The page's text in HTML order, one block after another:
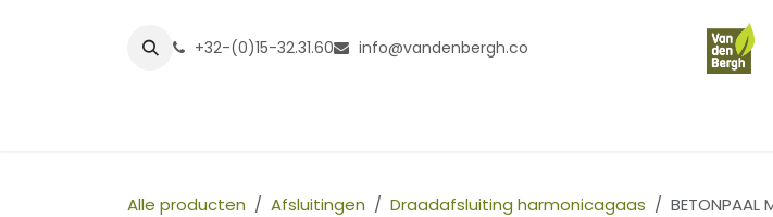
+32-(0)15-32.31.60 info@vandenbergh.co
Alle producten Afsluitingen Draadafsluiting harmonicagaas BETONPAAL